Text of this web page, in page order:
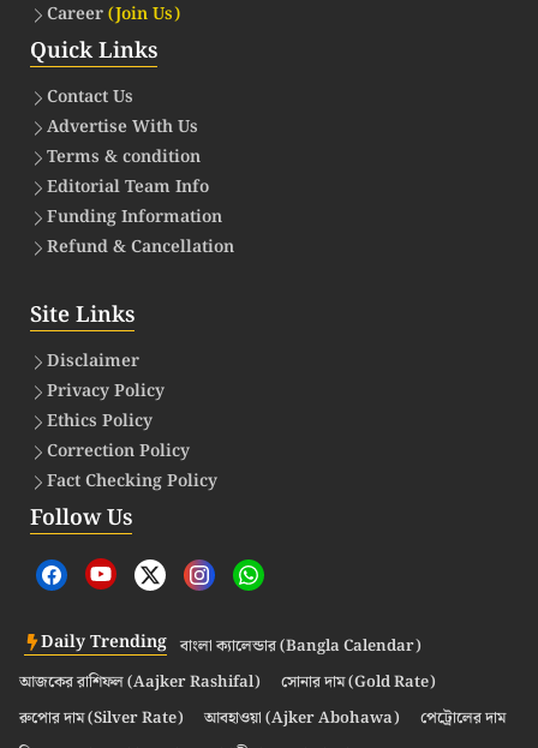
Career(Join Us)
Quick Links
Contact Us
Advertise With Us
Terms & condition
Editorial Team Info
Funding Information
Refund & Cancellation
Site Links
Disclaimer
Privacy Policy
Ethics Policy
Correction Policy
Fact Checking Policy
Follow Us
Daily Trending বাংলা ক্যালেন্ডার (Bangla Calendar)
আজকের রাশিফল (Aajker Rashifal)
সোনার দাম (Gold Rate)
রুপোর দাম (Silver Rate)
আবহাওয়া (Ajker Abohawa)
পেট্রোলের দাম